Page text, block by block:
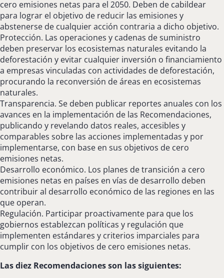
cero emisiones netas para el 2050. Deben de cabildear
para lograr el objetivo de reducir las emisiones y
abstenerse de cualquier acción contraria a dicho objetivo.
Protección. Las operaciones y cadenas de suministro
deben preservar los ecosistemas naturales evitando la
deforestación y evitar cualquier inversión o financiamiento
a empresas vinculadas con actividades de deforestación,
procurando la reconversión de áreas en ecosistemas
naturales.
Transparencia. Se deben publicar reportes anuales con los
avances en la implementación de las Recomendaciones,
publicando y revelando datos reales, accesibles y
comparables sobre las acciones implementadas y por
implementarse, con base en sus objetivos de cero
emisiones netas.
Desarrollo económico. Los planes de transición a cero
emisiones netas en países en vías de desarrollo deben
contribuir al desarrollo económico de las regiones en las
que operan.
Regulación. Participar proactivamente para que los
gobiernos establezcan políticas y regulación que
implementen estándares y criterios imparciales para
cumplir con los objetivos de cero emisiones netas.
Las diez Recomendaciones son las siguientes: